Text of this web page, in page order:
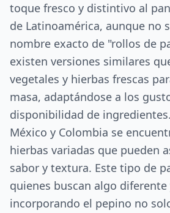
toque fresco y distintivo al
de Latinoamérica, aunque no
nombre exacto de "rollos de
existen versiones similares
vegetales y hierbas frescas
masa, adaptándose a los
disponibilidad de
México y Colombia se
hierbas variadas que pueden
sabor y textura. Este tipo de
quienes buscan algo
incorporando el pepino no